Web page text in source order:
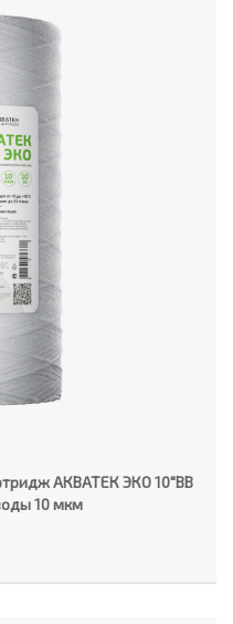
АКВАТЕК ЭКО 10"ВВ
10 мкм